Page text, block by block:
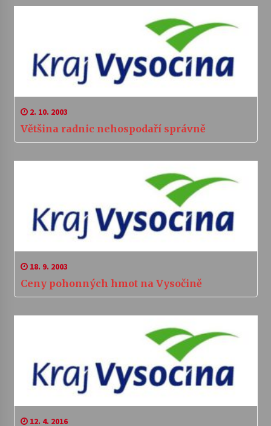
2. 10. 2003
Většina radnic nehospodaří správně
18. 9. 2003
Ceny pohonných hmot na Vysočině
12. 4. 2016